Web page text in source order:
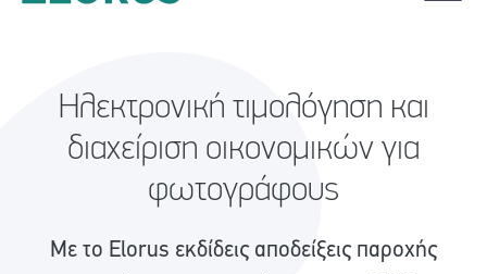
Ηλεκτρονική τιμολόγηση και
διαχείριση οικονομικών για
φωτογράφους
Με το Elorus εκδίδεις αποδείξεις παροχής